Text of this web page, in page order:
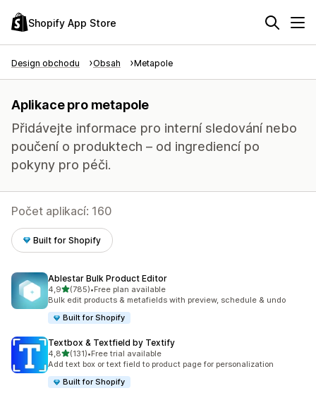
Shopify App Store
Design obchodu Obsah Metapole
Aplikace pro metapole
Přidávejte informace pro interní sledování nebo
poučení o produktech – od ingrediencí po
pokyny pro péči.
Počet aplikací: 160
Built for Shopify
Ablestar Bulk Product Editor
4,9z 5 hvězd
(785)
Celkový počet recenzí: 785
•Free plan available
Bulk edit products & metafields with preview, schedule & undo
Built for Shopify
Textbox & Textfield by Textify
4,8z 5 hvězd
(131)
Celkový počet recenzí: 131
•Free trial available
Add text box or text field to product page for personalization
Built for Shopify